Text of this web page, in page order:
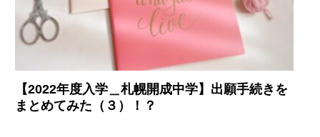
【2022年度入学＿札幌開成中学】出願手続きを
まとめてみた（３）！？